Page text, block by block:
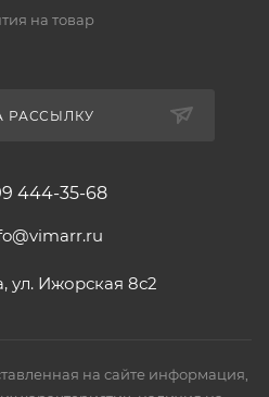
на товар
РАССЫЛКУ
444-35-68
ул. Ижорская 8с2
на сайте информация,